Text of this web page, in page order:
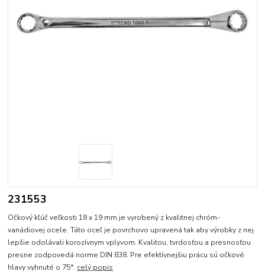
231553
Očkový kľúč veľkosti 18 x 19 mm je vyrobený z kvalitnej chróm-
vanádiovej ocele. Táto oceľ je povrchovo upravená tak aby výrobky z nej
lepšie odolávali korozívnym vplyvom. Kvalitou, tvrdosťou a presnosťou
presne zodpovedá norme DIN 838. Pre efektívnejšiu prácu sú očkové
hlavy vyhnuté o 75°. celý popis